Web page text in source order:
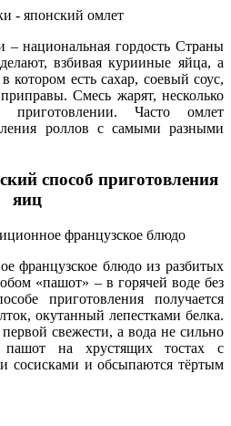
– национальная гордость Страны
взбивая курииные яйца, а
котором есть сахар, соевый соус,
Смесь жарят, несколько
приготовлении. Часто омлет
роллов с самыми разными
способ приготовления
яиц
французское блюдо из разбитых
«пашот» – в горячей воде без
приготовления получается
окутанный лепестками белка.
свежести, а вода не сильно
на хрустящих тостах с
сосисками и обсыпаются тёртым